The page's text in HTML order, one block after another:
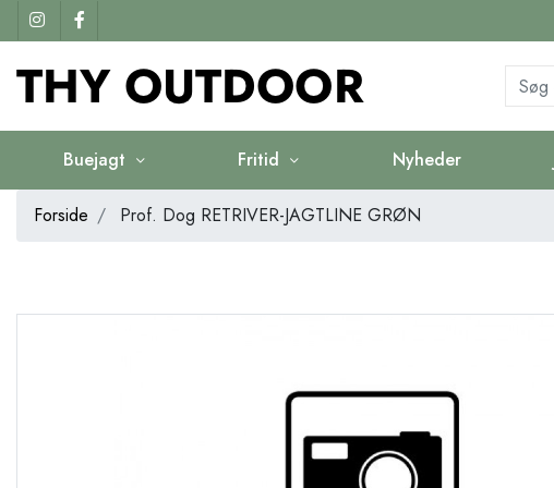
Buejagt Fritid Nyheder
Forside Prof. Dog RETRIVER-JAGTLINE GRØN